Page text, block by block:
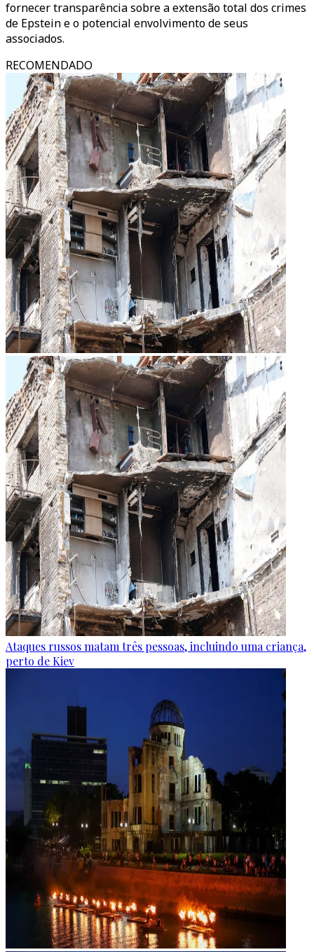
fornecer transparência sobre a extensão total dos crimes
de Epstein e o potencial envolvimento de seus
associados.
RECOMENDADO
Ataques russos matam três pessoas, incluindo uma criança,
perto de Kiev